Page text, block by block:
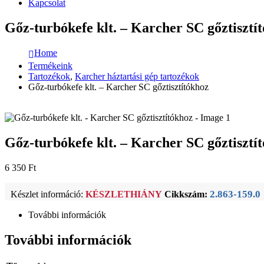
Kapcsolat
Gőz-turbókefe klt. – Karcher SC
Home
Termékeink
Tartozékok, Karcher háztartási gép tartozékok
Gőz-turbókefe klt. – Karcher SC gőztisztítókhoz
Gőz-turbókefe klt. – Karcher SC
6 350 Ft
Készlet információ: KÉSZLETHIÁNY Cikkszám: 2.863-159.0
További információk
További információk